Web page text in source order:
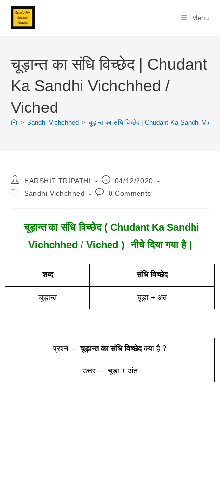
Skip
Content
Menu
चूड़ान्त का संधि विच्छेद | Chudant
Ka Sandhi Vichchhed /
Viched
> Sandhi Vichchhed > चूड़ान्त का संधि विच्छेद | Chudant Ka Sandhi
Post
Author:
HARSHIT TRIPATHI
Post
Published:
04/12/2020
PostSandhi Vichchhed
Post0 Comments
चूड़ान्तका संधि विच्छेद ( Chudant Ka Sandhi
VichChhEd / Viched ) नीचे दिया गया है |
शब्द संधि विच्छेद
चूड़ान्त चूड़ा + अंत
प्रश्न— चूड़ान्त का संधि विच्छेदक्या है ?
उत्तर— चूड़ा + अंत